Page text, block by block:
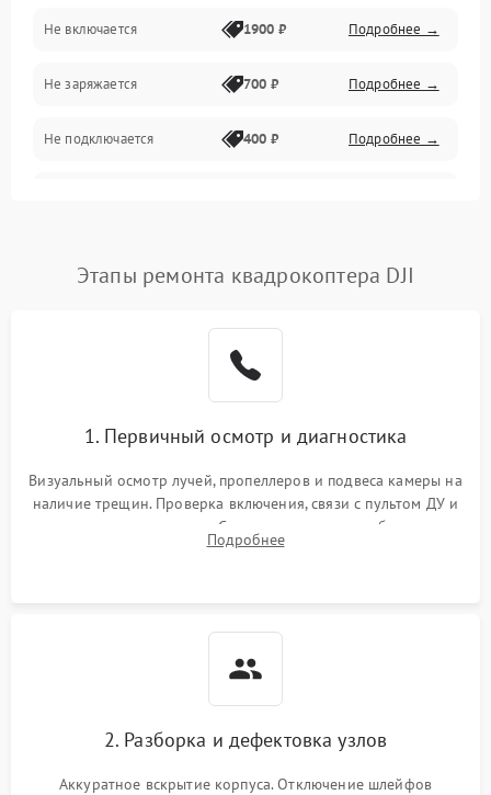
Механические повреждения
Не включается 1900 ₽ Подробнее →
Не заряжается 700 ₽ Подробнее →
Не подключается 400 ₽ Подробнее →
Этапы ремонта квадрокоптера DJI
1. Первичный осмотр и диагностика
Визуальный осмотр лучей, пропеллеров и подвеса камеры на
наличие трещин. Проверка включения, связи с пультом ДУ и
передачи видеосигнала. Считывание логов ошибок через
полетное ПО для определения характера неисправности.
Подробнее
2. Разборка и дефектовка узлов
Аккуратное вскрытие корпуса. Отключение шлейфов